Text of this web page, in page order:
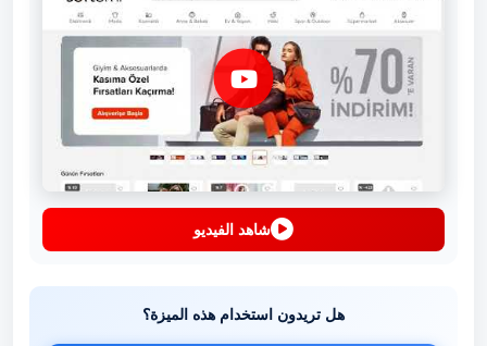
شاهد الفيديو
هل تريدون استخدام هذه الميزة؟